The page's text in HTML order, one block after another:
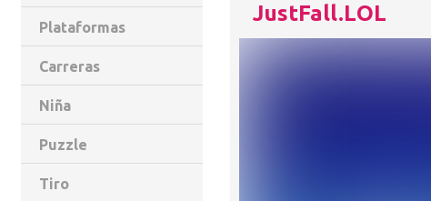
Plataformas
Carreras
Niña
Puzzle
Tiro
JustFall.LOL